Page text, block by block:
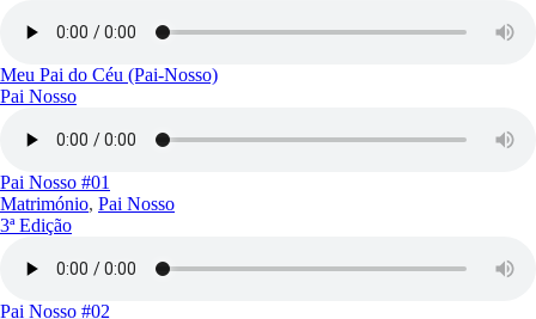
Meu Pai do Céu (Pai-Nosso)
Pai Nosso
Pai Nosso #01
Matrimónio, Pai Nosso
3ª Edição
Pai Nosso #02